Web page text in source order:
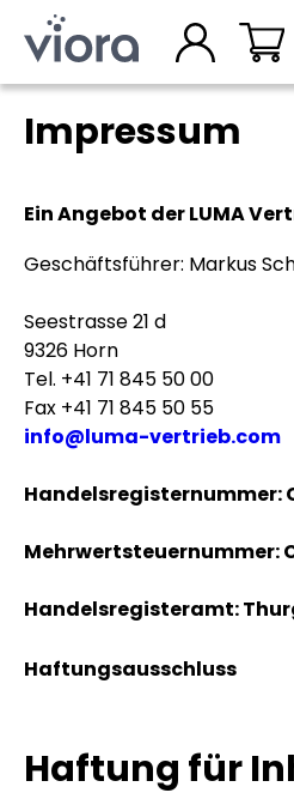
Impressum
Ein Angebot der LUMA
Geschäftsführer: Markus
Seestrasse 21 d
9326 Horn
Tel. +41 71 845 50 00
Fax +41 71 845 50 55
info@luma-vertrieb.com
Handelsregisternummer:
Mehrwertsteuernummer:
Handelsregisteramt:
Haftungsausschluss
Haftung für